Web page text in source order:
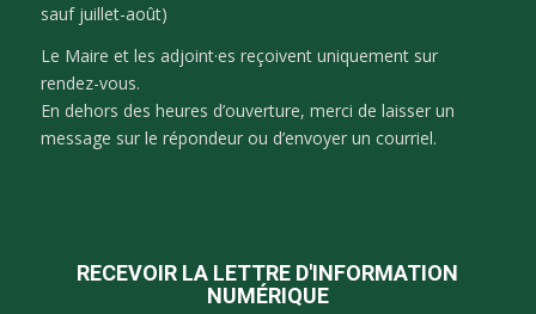
sauf juillet-août)
Le Maire et les adjoint·es reçoivent uniquement sur
rendez-vous.
En dehors des heures d’ouverture, merci de laisser un
message sur le répondeur ou d’envoyer un courriel.
RECEVOIR LA LETTRE D'INFORMATION
NUMÉRIQUE